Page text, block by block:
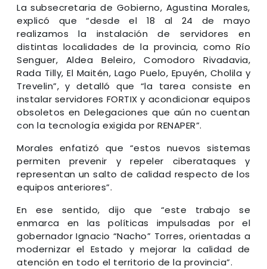
La subsecretaria de Gobierno, Agustina Morales,
explicó que “desde el 18 al 24 de mayo
realizamos la instalación de servidores en
distintas localidades de la provincia, como Río
Senguer, Aldea Beleiro, Comodoro Rivadavia,
Rada Tilly, El Maitén, Lago Puelo, Epuyén, Cholila y
Trevelin”, y detalló que “la tarea consiste en
instalar servidores FORTIX y acondicionar equipos
obsoletos en Delegaciones que aún no cuentan
con la tecnología exigida por RENAPER”.
Morales enfatizó que “estos nuevos sistemas
permiten prevenir y repeler ciberataques y
representan un salto de calidad respecto de los
equipos anteriores”.
En ese sentido, dijo que “este trabajo se
enmarca en las políticas impulsadas por el
gobernador Ignacio “Nacho” Torres, orientadas a
modernizar el Estado y mejorar la calidad de
atención en todo el territorio de la provincia”.